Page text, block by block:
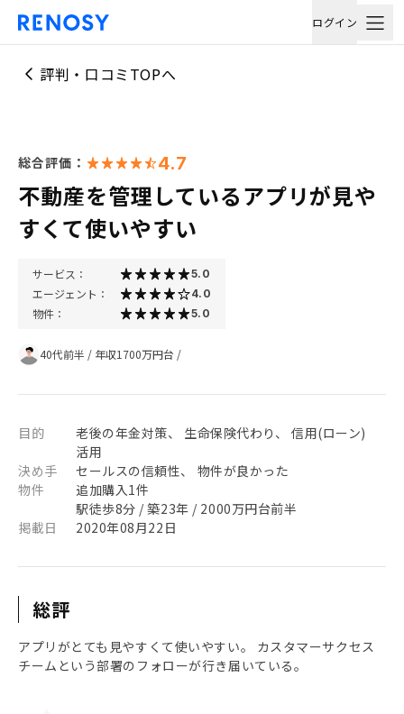
ログイン
評判・口コミTOPへ
総合評価： 4.7
不動産を管理しているアプリが見や
すくて使いやすい
サービス： 5.0
エージェント： 4.0
物件： 5.0
40代前半 / 年収1700万円台 /
目的
老後の年金対策、 生命保険代わり、 信用(ローン)
活用
決め手
セールスの信頼性、 物件が良かった
物件
追加購入1件
駅徒歩8分 / 築23年 / 2000万円台前半
掲載日
2020年08月22日
総評
アプリがとても見やすくて使いやすい。 カスタマーサクセス
チームという部署のフォローが行き届いている。